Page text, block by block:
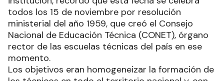
todos los 15 de noviembre por resolución
ministerial del año 1959, que creó el Consejo
Nacional de Educación Técnica (CONET), órgano
rector de las escuelas técnicas del país en ese
momento.
Los objetivos eran homogeneizar la formación de